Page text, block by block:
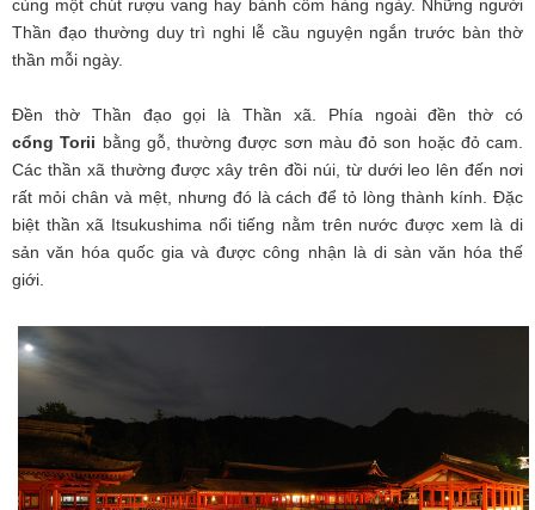
cùng một chút rượu vang hay bánh cốm hàng ngày. Những người
Thần đạo thường duy trì nghi lễ cầu nguyện ngắn trước bàn thờ
thần mỗi ngày.
Đền thờ Thần đạo gọi là Thần xã. Phía ngoài đền thờ có
cổng Torii bằng gỗ, thường được sơn màu đỏ son hoặc đỏ cam.
Các thần xã thường được xây trên đồi núi, từ dưới leo lên đến nơi
rất mỏi chân và mệt, nhưng đó là cách để tỏ lòng thành kính. Đặc
biệt thần xã Itsukushima nổi tiếng nằm trên nước được xem là di
sản văn hóa quốc gia và được công nhận là di sàn văn hóa thế
giới.